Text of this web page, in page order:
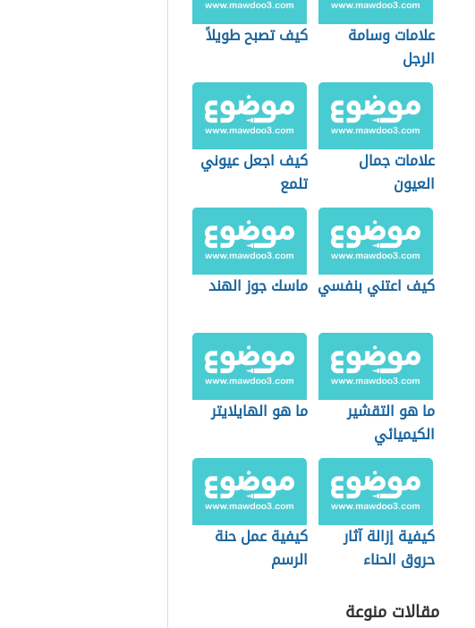
علامات وسامة
الرجل
كيف تصبح طويلاً
علامات جمال
العيون
كيف اجعل عيوني
تلمع
كيف اعتني بنفسي ماسك جوز الهند
ما هو التقشير
الكيميائي
ما هو الهايلايتر
كيفية إزالة آثار
حروق الحناء
كيفية عمل حنة
الرسم
مقالات منوعة